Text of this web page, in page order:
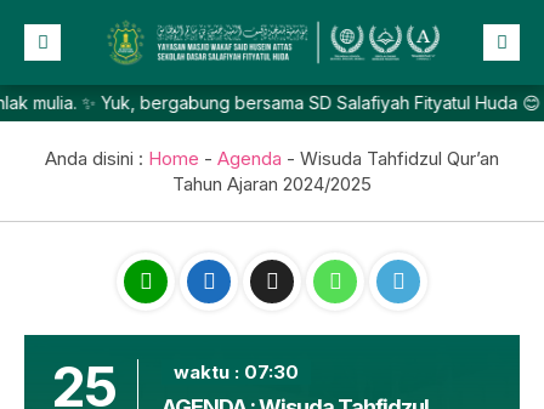
Beranda
Profil
✨ Yuk, bergabung bersama SD Salafiyah Fityatul Huda 😊
Anda disini : Home - Agenda - Wisuda Tahfidzul Qur’an
Tahun Ajaran 2024/2025
25 waktu : 07:30